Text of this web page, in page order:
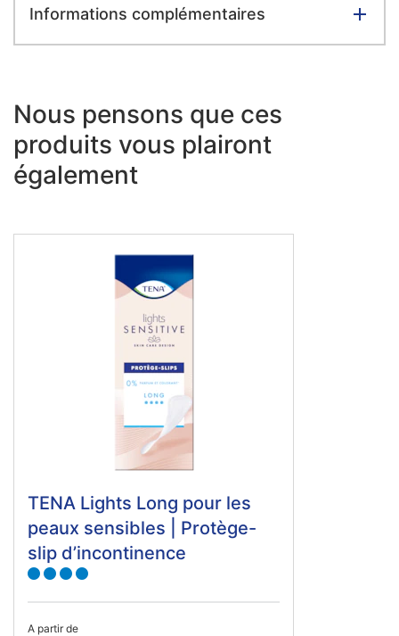
Informations complémentaires
Nous pensons que ces
produits vous plairont
également
TENA Lights Long pour les
peaux sensibles | Protège-
slip d’incontinence
A partir de